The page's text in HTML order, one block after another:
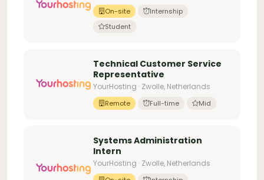
On-site
Internship
Student
Technical Customer Service
Representative
YourHosting · Zwolle, Netherlands
Remote Full-time Mid
Systems Administration
Intern
YourHosting · Zwolle, Netherlands